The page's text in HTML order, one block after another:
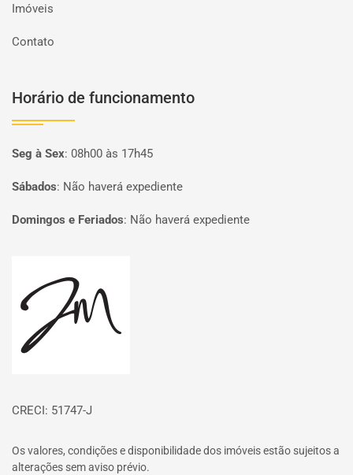
Imóveis
Contato
Horário de funcionamento
Seg à Sex: 08h00 às 17h45
Sábados: Não haverá expediente
Domingos e Feriados: Não haverá expediente
CRECI: 51747-J
Os valores, condições e disponibilidade dos imóveis estão sujeitos a
alterações sem aviso prévio.